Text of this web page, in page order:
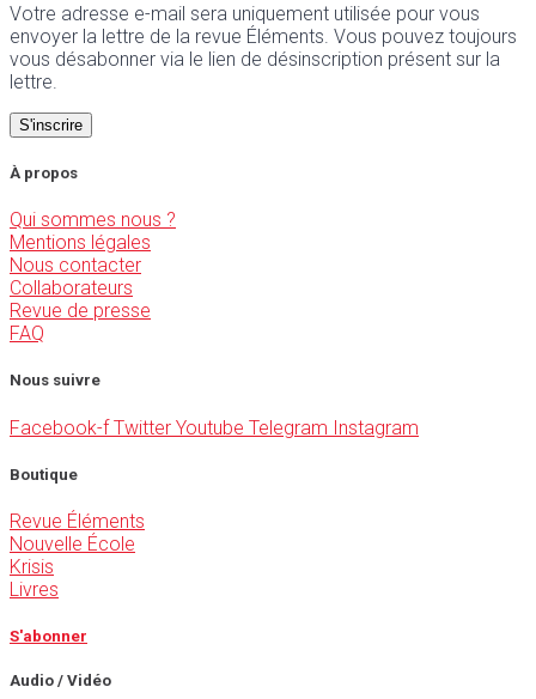
Votre adresse e-mail sera uniquement utilisée pour vous
envoyer la lettre de la revue Éléments. Vous pouvez toujours
vous désabonner via le lien de désinscription présent sur la
lettre.
À propos
Qui sommes nous ?
Mentions légales
Nous contacter
Collaborateurs
Revue de presse
FAQ
Nous suivre
Facebook-f Twitter Youtube Telegram Instagram
Boutique
Revue Éléments
Nouvelle École
Krisis
Livres
S'abonner
Audio / Vidéo